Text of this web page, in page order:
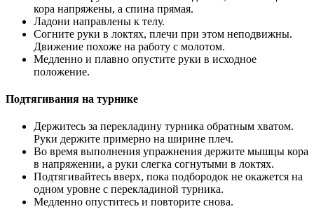
кора напряжены, а спина прямая.
Ладони направлены к телу.
Согните руки в локтях, плечи при этом неподвижны.
Движение похоже на работу с молотом.
Медленно и плавно опустите руки в исходное
положение.
Подтягивания на турнике
Держитесь за перекладину турника обратным хватом.
Руки держите примерно на ширине плеч.
Во время выполнения упражнения держите мышцы кора
в напряжении, а руки слегка согнутыми в локтях.
Подтягивайтесь вверх, пока подбородок не окажется на
одном уровне с перекладиной турника.
Медленно опуститесь и повторите снова.